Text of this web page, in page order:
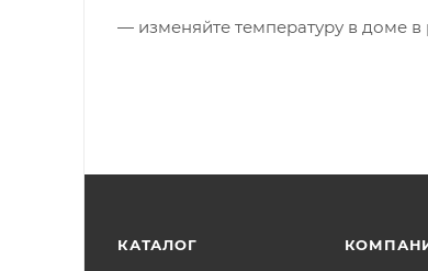
— изменяйте температуру в доме
КАТАЛОГ